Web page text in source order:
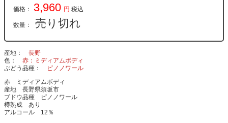
価格： 3,960 円 税込
数量： 売り切れ
産地
長野
色
赤：ミディアムボディ
ぶどう品種
ピノノワール
赤 ミディアムボディ
産地 長野県須坂市
ブドウ品種 ピノノワール
樽熟成 あり
アルコール 12％